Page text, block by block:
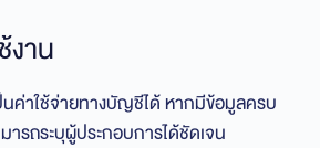
งาน
ค่าใช้จ่ายทางบัญชีได้ หากมีข้อมูลครบ
ารถระบุผู้ประกอบการได้ชัดเจน